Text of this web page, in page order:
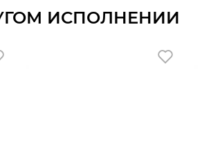
ИСПОЛНЕНИИ